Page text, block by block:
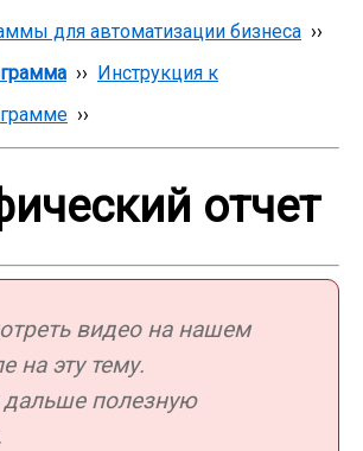
для автоматизации бизнеса ››
›› Инструкция к
››
отчет
видео на нашем
на эту тему.
дальше полезную